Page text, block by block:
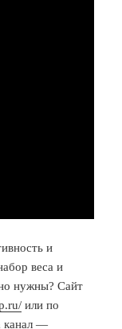
и
веса и
нужны? Сайт
или по
канал —